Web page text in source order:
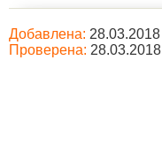
Добавлена: 28.03.2018
Проверена: 28.03.2018